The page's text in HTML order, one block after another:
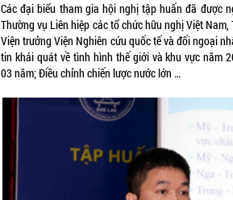
Các đại biểu tham gia hội nghị tập huấn đã được
Thường vụ Liên hiệp các tổ chức hữu nghị Việt
Viện trưởng Viện Nghiên cứu quốc tế và đối ngoại
tin khái quát về tình hình thế giới và khu vực năm
03 năm; Điều chỉnh chiến lược nước lớn …